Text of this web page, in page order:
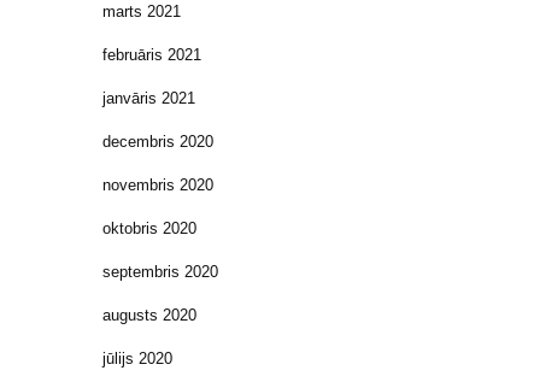
marts 2021
februāris 2021
janvāris 2021
decembris 2020
novembris 2020
oktobris 2020
septembris 2020
augusts 2020
jūlijs 2020